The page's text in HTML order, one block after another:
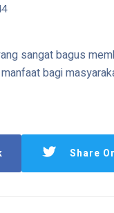
sangat bagus
bagi
Share